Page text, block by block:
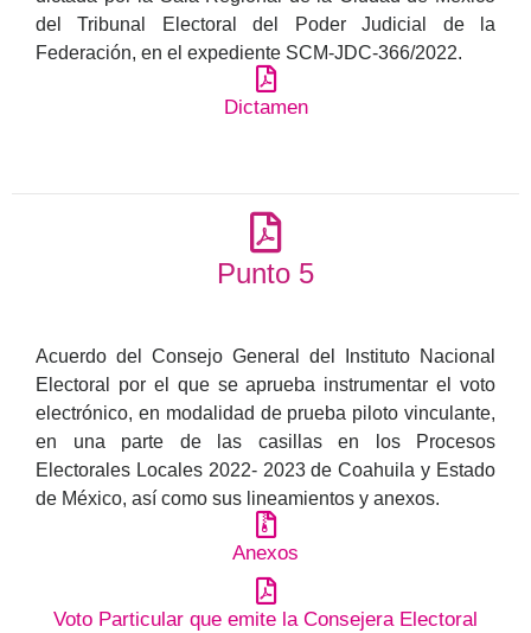
del Tribunal Electoral del Poder Judicial de la
Federación, en el expediente SCM-JDC-366/2022.
Dictamen
Punto 5
Acuerdo del Consejo General del Instituto Nacional
Electoral por el que se aprueba instrumentar el voto
electrónico, en modalidad de prueba piloto vinculante,
en una parte de las casillas en los Procesos
Electorales Locales 2022- 2023 de Coahuila y Estado
de México, así como sus lineamientos y anexos.
Anexos
Voto Particular que emite la Consejera Electoral